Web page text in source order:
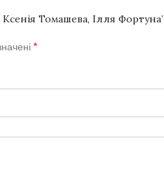
Томашева, Ілля Фортуна”
*